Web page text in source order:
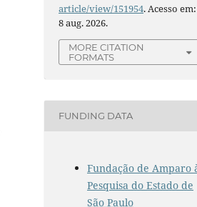
article/view/151954. Acesso em:
8 aug. 2026.
MORE CITATION
FORMATS
FUNDING DATA
Fundação de Amparo
Pesquisa do Estado de
São Paulo